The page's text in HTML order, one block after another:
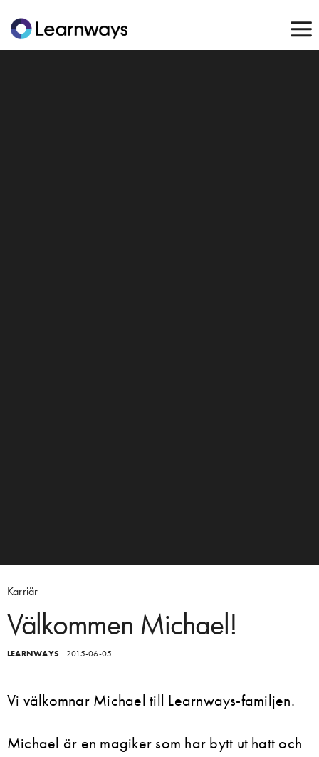
Karriär
Välkommen Michael!
LEARNWAYS 2015-06-05
Vi välkomnar Michael till Learnways-familjen.
Michael är en magiker som har bytt ut hatt och